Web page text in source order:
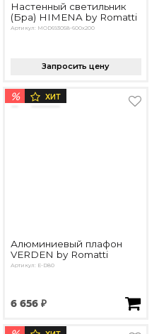
Настенный светильник
(Бра) HIMENA by Romatti
Артикул: MOD693058-600x200
Запросить цену
% ХИТ
Алюминиевый плафон
VERDEN by Romatti
Артикул: E-D80
6 656 ₽